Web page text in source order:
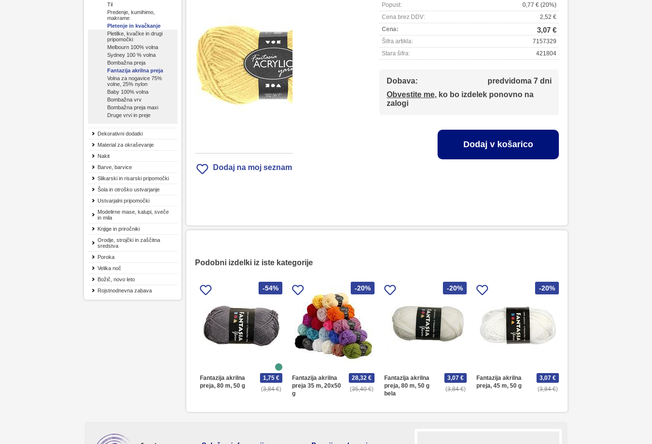
Til
Predenje, kumihimo,
makrame
Pletenje in kvačkanje
Pletilke, kvačke in drugi
pripomočki
Melbourn 100% volna
Sydney 100 % volna
Bombažna preja
Fantazija akrilna preja
Volna za nogavice 75%
volne, 25% nylon
Baby 100% volna
Bombažna vrv
Bombažna preja maxi
Druge vrvi in preje
Dekorativni dodatki
Material za okraševanje
Nakit
Barve, barvice
Slikarski in risarski pripomočki
Šola in otroško ustvarjanje
Ustvarjalni pripomočki
Modelirne mase, kalupi, sveče
in mila
Knjige in priročniki
Orodje, strojčki in zaščitna
sredstva
Poroka
Velika noč
Božič, novo leto
Rojstnodnevna zabava
Dodaj na moj seznam
Popust:
0,77 € (20%)
Cena brez DDV:
2,52 €
Cena:
3,07 €
Šifra artikla:
7157329
Stara šifra:
421804
Dobava:
predvidoma 7 dni
Obvestite me, ko bo izdelek ponovno na
zalogi
Dodaj v košarico
Podobni izdelki iz iste kategorije
-54%
Fantazija akrilna
preja, 80 m, 50 g
3,84 €
1,75 €
-20%
Fantazija akrilna
preja 35 m, 20x50
g
35,40 €
28,32 €
-20%
Fantazija akrilna
preja, 80 m, 50 g
bela
3,84 €
3,07 €
-20%
Fantazija akrilna
preja, 45 m, 50 g
3,84 €
3,07 €